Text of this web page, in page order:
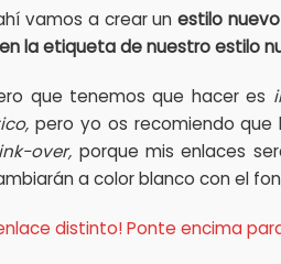
vamos a crear unestilo nuevo
la etiqueta de nuestro estilo
que tenemos que hacer es
pero yo os recomiendo
over, porque mis enlaces
a color blanco con el
distinto! Ponte encima